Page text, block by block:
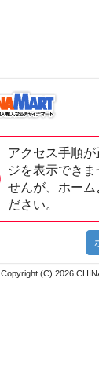
アクセス手順
ジを表示でき
せんが、ホーム
ださい。
Copyright (C) 2026